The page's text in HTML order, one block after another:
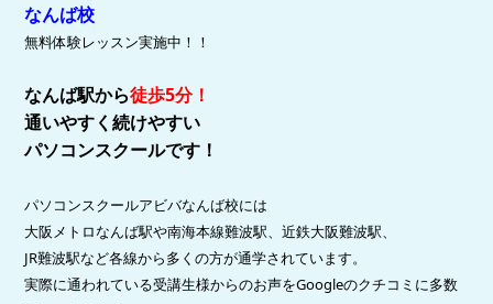
なんば校
無料体験レッスン実施中！！
なんば駅から徒歩5分！
通いやすく続けやすい
パソコンスクールです！
パソコンスクールアビバなんば校には
大阪メトロなんば駅や南海本線難波駅、近鉄大阪難波駅、
JR難波駅など各線から多くの方が通学されています。
実際に通われている受講生様からのお声をGoogleのクチコミに多数